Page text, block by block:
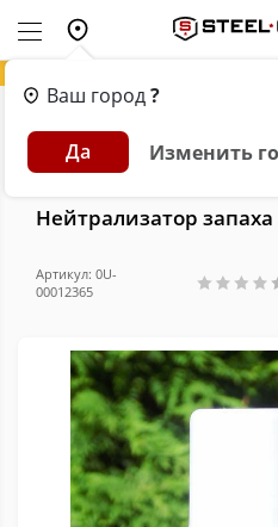
Ваш город?
Да Изменить
Главная Каталог
Средства маскировки
Нейтрализатор
Артикул: 0U-
00012365